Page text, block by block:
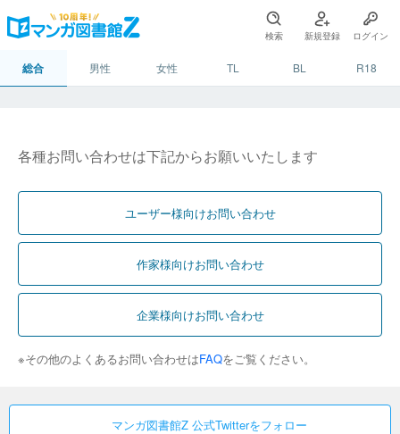
検索 新規登録 ログイン
総合 男性 女性 TL BL R18
各種お問い合わせは下記からお願いいたします
ユーザー様向けお問い合わせ
作家様向けお問い合わせ
企業様向けお問い合わせ
※その他のよくあるお問い合わせはFAQをご覧ください。
マンガ図書館Z 公式Twitterをフォロー